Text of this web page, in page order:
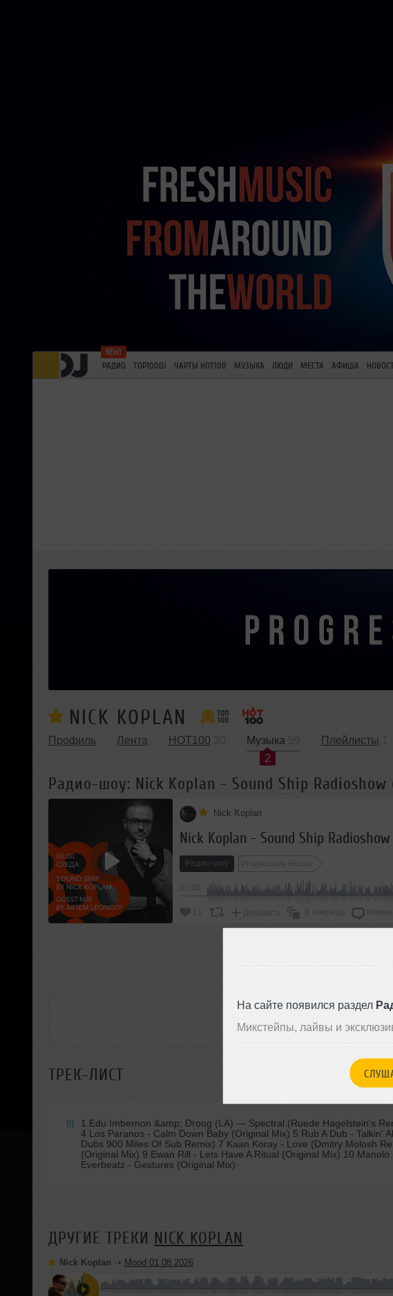
На сайте появился раздел
Микстейпы, лайвы и
РАДИО TOP100DJ ЧАРТЫ HOT100 МУЗЫКА ЛЮДИ МЕСТА АФИША
NICK KOPLAN
Профиль Лента HOT100
Музыка
2
Плейлисты
Радио-шоу: Nick Koplan - Sound Ship
Nick Koplan
Nick Koplan - Sound Ship
Радио-шоу Progressive House
Добавить В очередь
ПОДДЕРЖАТЬ
ТРЕК-ЛИСТ
01 1 Edu Imbernon &amp; Droog (LA) — Spectral (Ruede Hagelstein's
4 Los Paranos - Calm Down Baby (Original Mix) 5 Rub A Dub - Talkin'
Dubs 900 Miles Of Sub Remix) 7 Kaan Koray - Love (Dmitry Molosh
(Original Mix) 9 Ewan Rill - Lets Have A Ritual (Original Mix) 10
Everbeatz - Gestures (Original Mix)
ДРУГИЕ ТРЕКИ NICK KOPLAN
Nick Koplan ➝ Mood 01.08.2026